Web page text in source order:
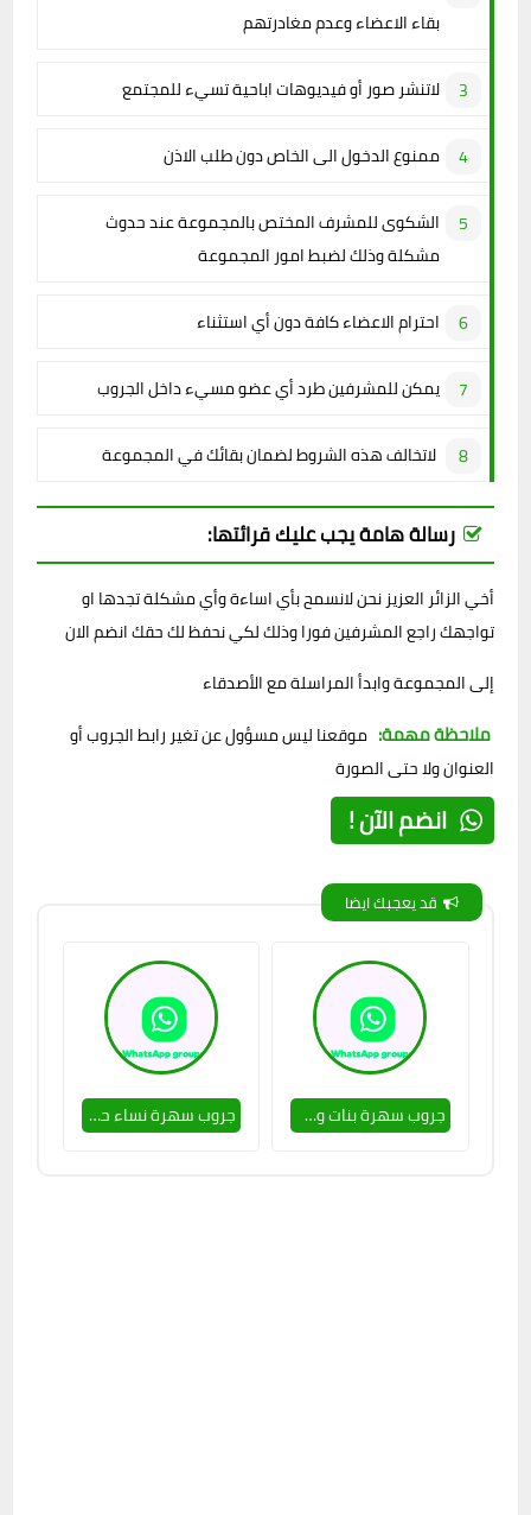
بقاء الاعضاء وعدم مغادرتهم
لاتنشر صور أو فيديوهات اباحية تسيء للمجتمع
ممنوع الدخول الى الخاص دون طلب الاذن
الشكوى للمشرف المختص بالمجموعة عند حدوث
مشكلة وذلك لضبط امور المجموعة
احترام الاعضاء كافة دون أي استثناء
يمكن للمشرفين طرد أي عضو مسيء داخل الجروب
لاتخالف هذه الشروط لضمان بقائك في المجموعة
رسالة هامة يجب عليك قرائتها:
أخي الزائر العزيز نحن لانسمح بأي اساءة وأي مشكلة تجدها او
تواجهك راجع المشرفين فورا وذلك لكي نحفظ لك حقك انضم الان
إلى المجموعة وابدأ المراسلة مع الأصدقاء
ملاحظة مهمة: موقعنا ليس مسؤول عن تغير رابط الجروب أو
العنوان ولا حتى الصورة
انضم الآن !
قد يعجبك ايضا
جروب سهرة بنات وشباب 🥵👌 جروب سهرة نساء حلوين 💕🔥